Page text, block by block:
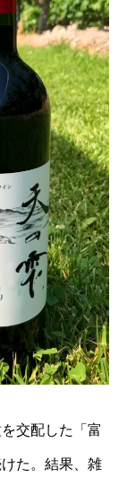
交配した「富
た。結果、雑